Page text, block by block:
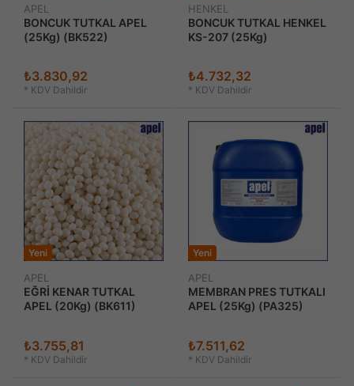
APEL
BONCUK TUTKAL APEL
(25Kg) (BK522)
₺3.830,92
* KDV Dahildir
HENKEL
BONCUK TUTKAL HENKEL
KS-207 (25Kg)
₺4.732,32
* KDV Dahildir
Yeni
APEL
EĞRİ KENAR TUTKAL
APEL (20Kg) (BK611)
₺3.755,81
* KDV Dahildir
Yeni
APEL
MEMBRAN PRES TUTKALI
APEL (25Kg) (PA325)
₺7.511,62
* KDV Dahildir